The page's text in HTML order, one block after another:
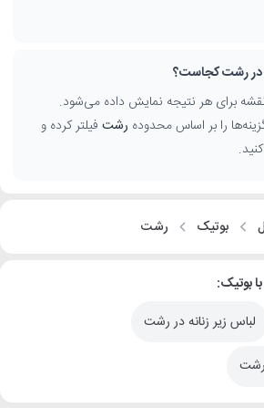
در رشت کجاست؟
برای هر نتیجه نمایش داده می‌شود.
را بر اساس محدوده رشت فیلتر کرده و
بوتیک رشت
بوتیک:
لباس زیر زنانه در رشت